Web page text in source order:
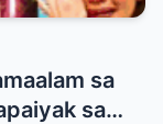
sa
sa